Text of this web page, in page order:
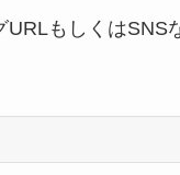
URLもしくはSNS